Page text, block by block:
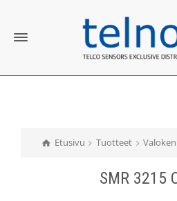
Etusivu Tuotteet
SMR 3215